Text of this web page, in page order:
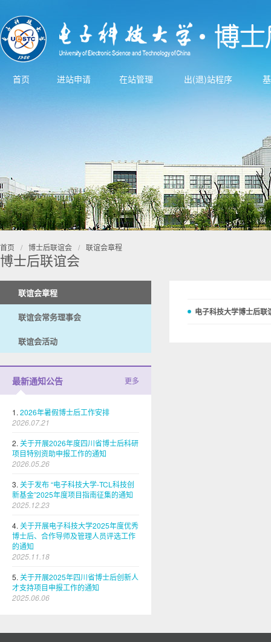
首页 进站申请 在站管理 出(退)站程序
首页 / 博士后联谊会 / 联谊会章程
博士后联谊会
联谊会章程
联谊会常务理事会
联谊会活动
最新通知公告 更多
1. 2026年暑假博士后工作安排
2026.07.21
2. 关于开展2026年度四川省博士后科研
项目特别资助申报工作的通知
2026.05.26
3. 关于发布 “电子科技大学-TCL科技创
新基金”2025年度项目指南征集的通知
2025.12.23
4. 关于开展电子科技大学2025年度优秀
博士后、合作导师及管理人员评选工作
的通知
2025.11.18
5. 关于开展2025年四川省博士后创新人
才支持项目申报工作的通知
2025.06.06
电子科技大学博士后联